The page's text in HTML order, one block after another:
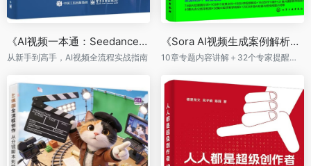
《AI视频一本通：Seedance+即梦+Nano Banana+可灵+剪映+Vidu六合一》
从新手到高手，AI视频全流程实战指南
《Sora AI视频生成案例解析与场景应用》
10章专题内容讲解＋32个专家提醒奉送＋81个典型案例讲解